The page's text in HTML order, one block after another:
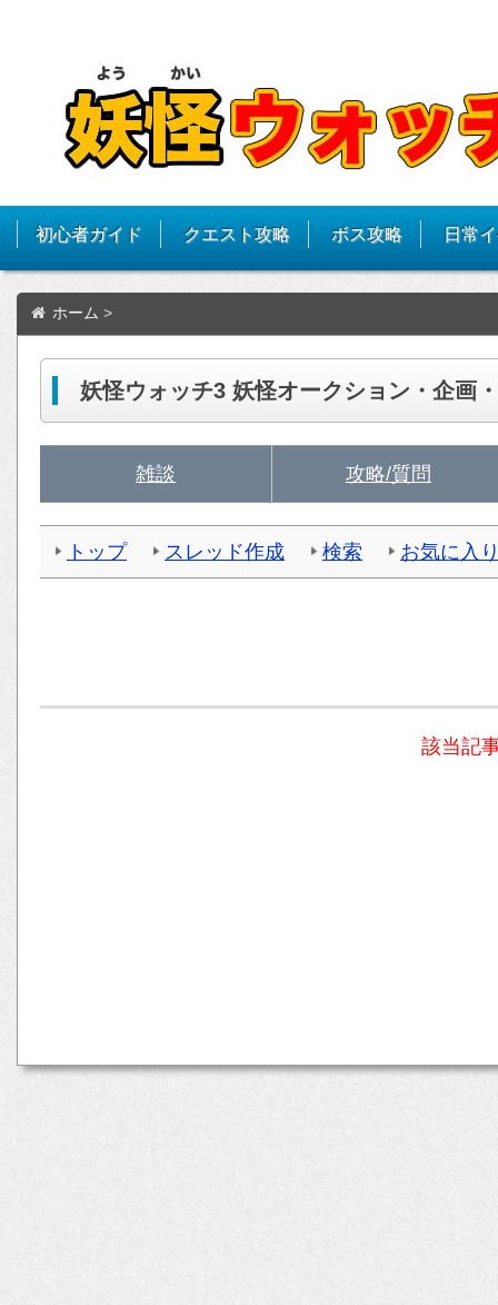
初心者ガイド クエスト攻略 ボス攻略 日常
ホーム >
妖怪ウォッチ3 妖怪オークション・企画
雑談 攻略/質問
トップ スレッド作成 検索 お気に入
該当記